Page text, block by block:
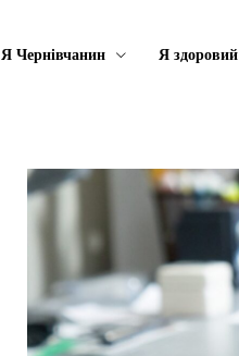
Я Чернівчанин Я здоровий